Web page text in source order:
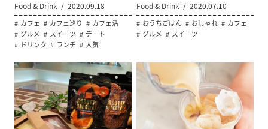
Food & Drink 2020.09.18
カフェ カフェ巡り
カフェ活
グルメ
スイーツ
デート
ドリンク
ランチ 人気
Food & Drink 2020.07.10
おうちごはん おしゃれ
カフェ
グルメ
スイーツ